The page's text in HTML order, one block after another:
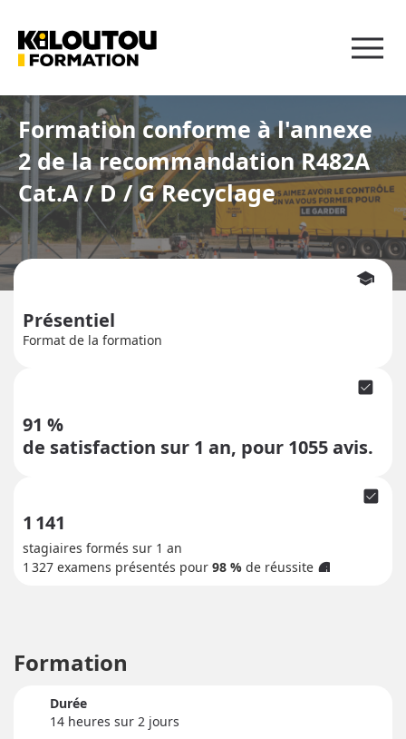
Formation conforme à l'annexe
2 de la recommandation R482A
Cat.A / D / G Recyclage
Présentiel
Format de la formation
school
91 %
de satisfaction sur 1 an, pour 1055avis.
check_box
check_box
1 141
stagiaires formés sur 1 an
1 327 examens présentés pour 98 % de réussite info
Formation
Durée
14 heures sur 2 jours